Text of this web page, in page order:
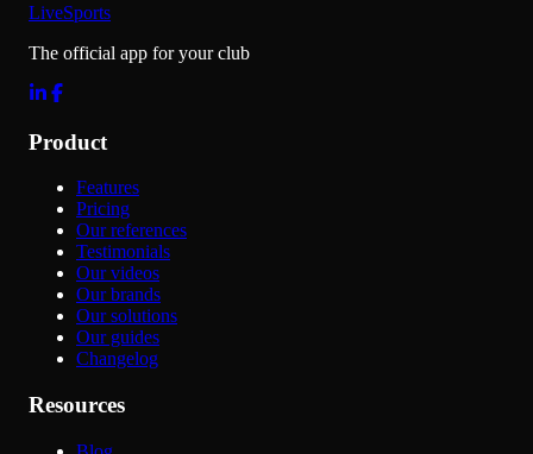
LiveSports
The official app for your club
Product
Features
Pricing
Our references
Testimonials
Our videos
Our brands
Our solutions
Our guides
Changelog
Resources